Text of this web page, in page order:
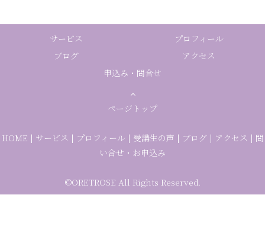
サービス
プロフィール
ブログ
アクセス
申込み・問合せ
ページトップ
HOME | サービス | プロフィール | 受講生の声 | ブログ| アクセス | 問
い合せ・お申込み
©ORETROSE All Rights Reserved.